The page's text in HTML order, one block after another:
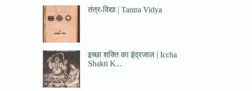
तंत्र-विद्या | Tantra Vidya
इच्छा शक्ति का इंद्रजाल | Iccha
Shakti K...